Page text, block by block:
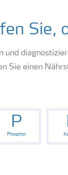
Sie,
und
Sie einen
P
Phosphor